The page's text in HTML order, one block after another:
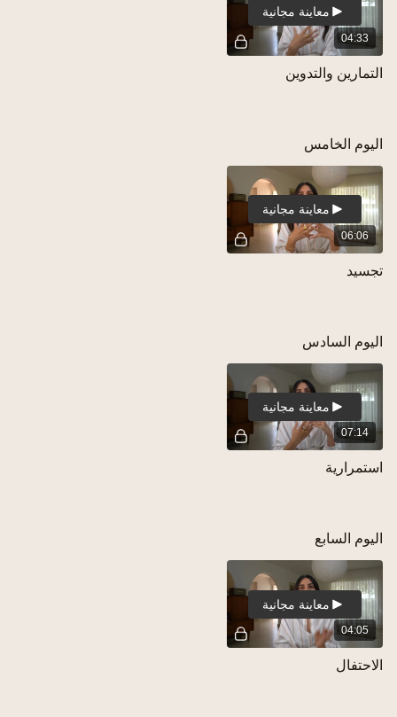
04:33
معاينة مجانية
التمارين والتدوين
اليوم الخامس
06:06
معاينة مجانية
تجسيد
اليوم السادس
07:14
معاينة مجانية
استمرارية
اليوم السابع
04:05
معاينة مجانية
الاحتفال